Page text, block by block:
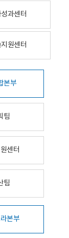
과센터
원센터
본부
팀
센터
팀
본부